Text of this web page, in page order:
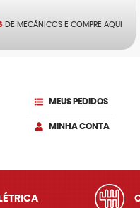
DE MECÂNICOS E COMPRE AQUI
MEUS PEDIDOS
MINHA CONTA